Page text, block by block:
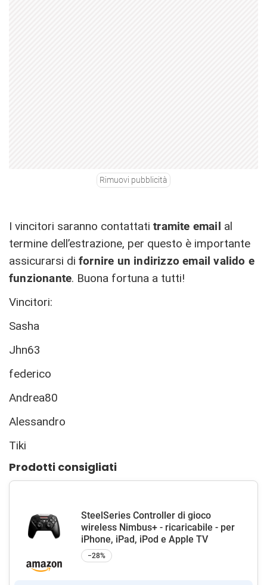
Rimuovi pubblicità
I vincitori saranno contattati tramite email al
termine dell’estrazione, per questo è importante
assicurarsi di fornire un indirizzo email valido e
funzionante. Buona fortuna a tutti!
Vincitori:
Sasha
Jhn63
federico
Andrea80
Alessandro
Tiki
Prodotti consigliati
SteelSeries Controller di gioco
wireless Nimbus+ - ricaricabile - per
iPhone, iPad, iPod e Apple TV
−28%